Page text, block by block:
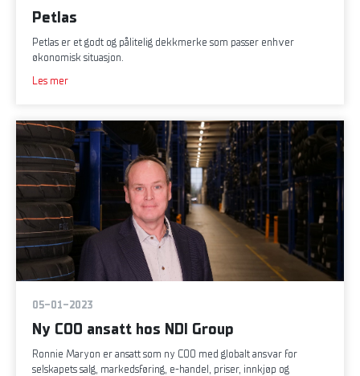
Petlas
Petlas er et godt og pålitelig dekkmerke som passer enhver
økonomisk situasjon.
Les mer
05-01-2023
Ny COO ansatt hos NDI Group
Ronnie Maryon er ansatt som ny COO med globalt ansvar for
selskapets salg, markedsføring, e-handel, priser, innkjøp og